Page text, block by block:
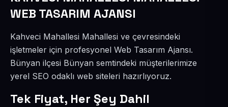
WEB TASARIM AJANSI
Kahveci Mahallesi Mahallesi ve çevresindeki
işletmeler için profesyonel Web Tasarım Ajansı.
Bünyan ilçesi Bünyan semtindeki müşterilerimize
yerel SEO odaklı web siteleri hazırlıyoruz.
Tek Fiyat, Her Şey Dahil